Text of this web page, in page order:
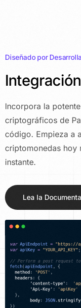
Diseñado por
Incorpora la
criptográficos de
código. Empieza a
criptomonedas hoy
instante.
Lea la